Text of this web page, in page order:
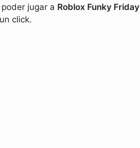
jugar a Roblox Funky Friday
click.